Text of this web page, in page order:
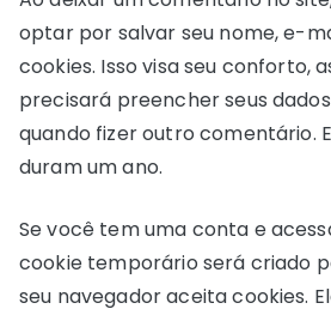
optar por salvar seu nome, e-
cookies. Isso visa seu conforto,
precisará preencher seus
quando fizer outro comentário.
duram um ano.
Se você tem uma conta e
cookie temporário será criado
seu navegador aceita cookies.